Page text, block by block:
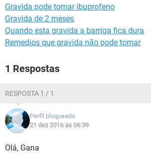
Gravida pode tomar ibuprofeno
Gravida de 2 meses
Quando esta gravida a barriga fica dura
Remedios que gravida não pode tomar
1 Respostas
RESPOSTA 1 / 1
Perfil bloqueado
21 dez 2016 às 06:39
Olá, Gana